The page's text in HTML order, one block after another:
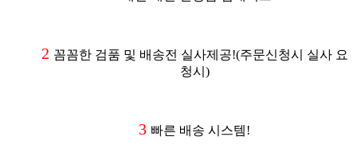
2 꼼꼼한 검품 및 배송전 실사제공!(주문신청시 실사 요
청시 )
3 빠른 배송 시스템!